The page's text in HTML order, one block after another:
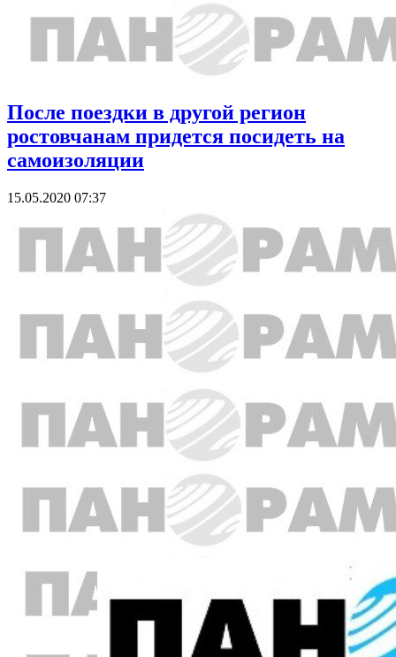
После поездки в другой регион
ростовчанам придется посидеть на
самоизоляции
15.05.2020 07:37